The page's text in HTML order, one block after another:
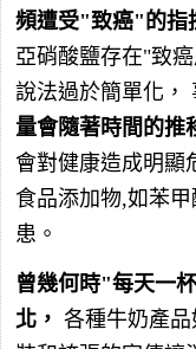
頻遭受"致癌"的指
亞硝酸鹽存在"致
說法過於簡單化，
量會隨著時間的推
會對健康造成明顯
食品添加物,如苯
患。
曾幾何時"每天一
北， 各種牛奶產